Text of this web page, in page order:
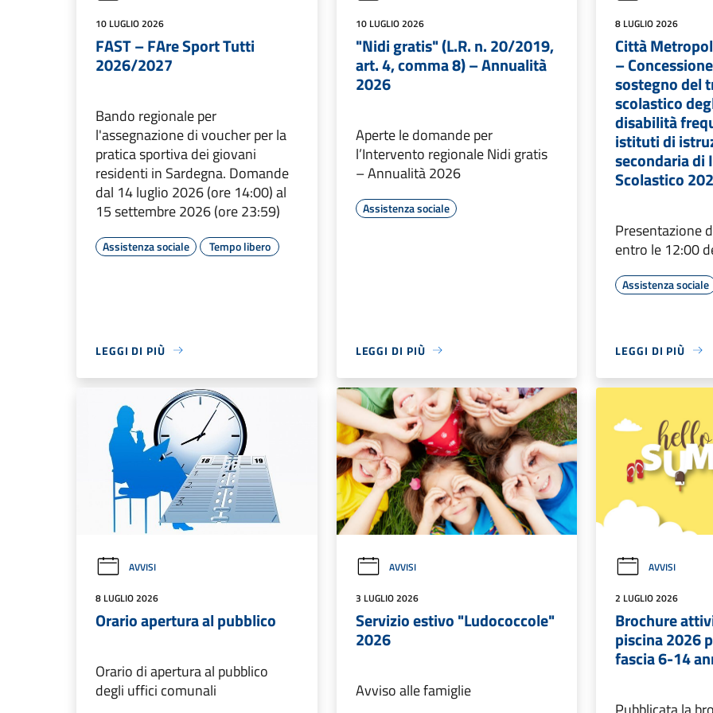
10 LUGLIO 2026
FAST – FAre Sport Tutti
2026/2027
Bando regionale per
l'assegnazione di voucher per la
pratica sportiva dei giovani
residenti in Sardegna. Domande
dal 14 luglio 2026 (ore 14:00) al
15 settembre 2026 (ore 23:59)
Assistenza sociale Tempo libero
LEGGI DI PIÙ
10 LUGLIO 2026
"Nidi gratis" (L.R. n. 20/2019,
art. 4, comma 8) – Annualità
2026
Aperte le domande per
l’Intervento regionale Nidi gratis
– Annualità 2026
Assistenza sociale
LEGGI DI PIÙ
8 LUGLIO 2026
Città
–
sostegno del
scolastico
disabilità
istituti di
secondaria di
Scolastico
Presentazione
entro le 12:00
Assistenza sociale
LEGGI DI PIÙ
AVVISI
8 LUGLIO 2026
Orario apertura al pubblico
Orario di apertura al pubblico
degli uffici comunali
AVVISI
3 LUGLIO 2026
Servizio estivo "Ludococcole"
2026
Avviso alle famiglie
AVVISI
2 LUGLIO 2026
Brochure
piscina 2026
fascia 6-14